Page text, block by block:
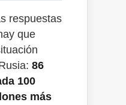
respuestas
que
86
100
más